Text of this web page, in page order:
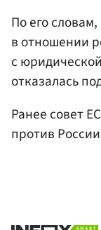
По его
в отношении
с
отказалась
Ранее совет ЕС
против